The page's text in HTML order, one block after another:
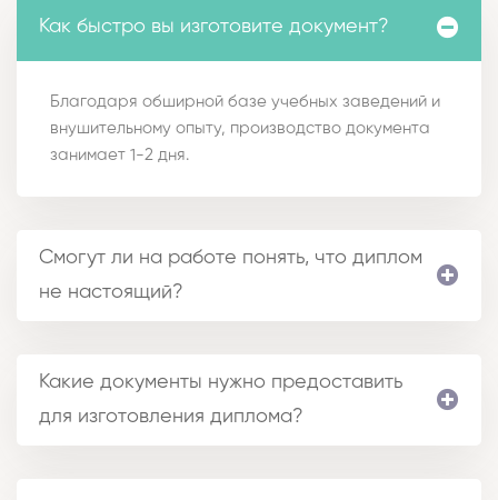
Как быстро вы изготовите документ?
Благодаря обширной базе учебных заведений и
внушительному опыту, производство документа
занимает 1-2 дня.
Смогут ли на работе понять, что диплом
не настоящий?
Какие документы нужно предоставить
для изготовления диплома?